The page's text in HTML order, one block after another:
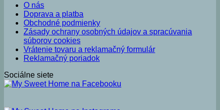
O nás
Doprava a platba
Obchodné podmienky
Zásady ochrany osobných údajov a spracúvania
súborov cookies
Vrátenie tovaru a reklamačný formulár
Reklamačný poriadok
Sociálne siete